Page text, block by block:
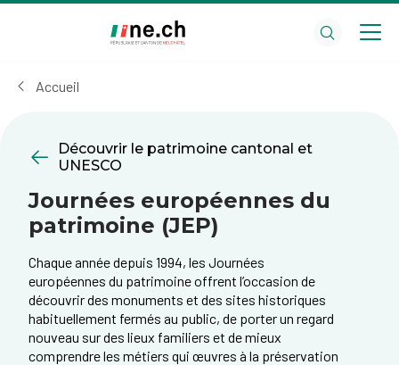
cookies
Accueil
Découvrir le patrimoine cantonal et
UNESCO
Journées européennes du
patrimoine (JEP)
Chaque année depuis 1994, les Journées
européennes du patrimoine offrent l’occasion de
découvrir des monuments et des sites historiques
habituellement fermés au public, de porter un regard
nouveau sur des lieux familiers et de mieux
comprendre les métiers qui œuvres à la préservation